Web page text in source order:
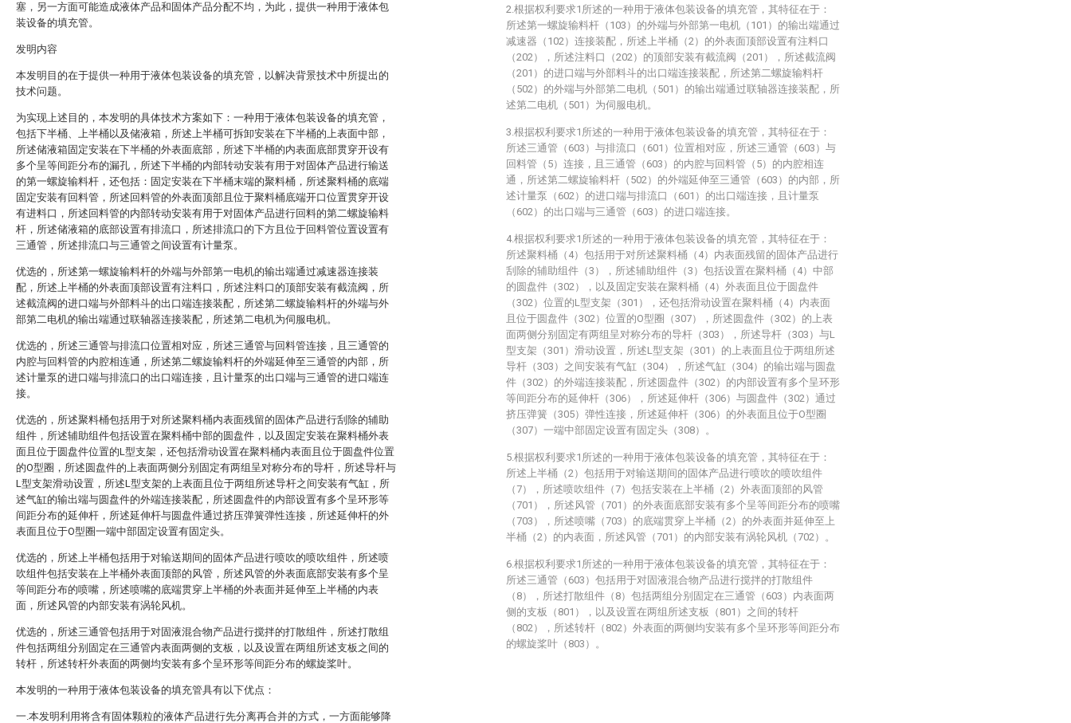
塞，另一方面可能造成液体产品和固体产品分配不均，为此，提供一种用于液体包
装设备的填充管。
发明内容
本发明目的在于提供一种用于液体包装设备的填充管，以解决背景技术中所提出的
技术问题。
为实现上述目的，本发明的具体技术方案如下：一种用于液体包装设备的填充管，
包括下半桶、上半桶以及储液箱，所述上半桶可拆卸安装在下半桶的上表面中部，
所述储液箱固定安装在下半桶的外表面底部，所述下半桶的内表面底部贯穿开设有
多个呈等间距分布的漏孔，所述下半桶的内部转动安装有用于对固体产品进行输送
的第一螺旋输料杆，还包括：固定安装在下半桶末端的聚料桶，所述聚料桶的底端
固定安装有回料管，所述回料管的外表面顶部且位于聚料桶底端开口位置贯穿开设
有进料口，所述回料管的内部转动安装有用于对固体产品进行回料的第二螺旋输料
杆，所述储液箱的底部设置有排流口，所述排流口的下方且位于回料管位置设置有
三通管，所述排流口与三通管之间设置有计量泵。
优选的，所述第一螺旋输料杆的外端与外部第一电机的输出端通过减速器连接装
配，所述上半桶的外表面顶部设置有注料口，所述注料口的顶部安装有截流阀，所
述截流阀的进口端与外部料斗的出口端连接装配，所述第二螺旋输料杆的外端与外
部第二电机的输出端通过联轴器连接装配，所述第二电机为伺服电机。
优选的，所述三通管与排流口位置相对应，所述三通管与回料管连接，且三通管的
内腔与回料管的内腔相连通，所述第二螺旋输料杆的外端延伸至三通管的内部，所
述计量泵的进口端与排流口的出口端连接，且计量泵的出口端与三通管的进口端连
接。
优选的，所述聚料桶包括用于对所述聚料桶内表面残留的固体产品进行刮除的辅助
组件，所述辅助组件包括设置在聚料桶中部的圆盘件，以及固定安装在聚料桶外表
面且位于圆盘件位置的L型支架，还包括滑动设置在聚料桶内表面且位于圆盘件位置
的O型圈，所述圆盘件的上表面两侧分别固定有两组呈对称分布的导杆，所述导杆与
L型支架滑动设置，所述L型支架的上表面且位于两组所述导杆之间安装有气缸，所
述气缸的输出端与圆盘件的外端连接装配，所述圆盘件的内部设置有多个呈环形等
间距分布的延伸杆，所述延伸杆与圆盘件通过挤压弹簧弹性连接，所述延伸杆的外
表面且位于O型圈一端中部固定设置有固定头。
优选的，所述上半桶包括用于对输送期间的固体产品进行喷吹的喷吹组件，所述喷
吹组件包括安装在上半桶外表面顶部的风管，所述风管的外表面底部安装有多个呈
等间距分布的喷嘴，所述喷嘴的底端贯穿上半桶的外表面并延伸至上半桶的内表
面，所述风管的内部安装有涡轮风机。
优选的，所述三通管包括用于对固液混合物产品进行搅拌的打散组件，所述打散组
件包括两组分别固定在三通管内表面两侧的支板，以及设置在两组所述支板之间的
转杆，所述转杆外表面的两侧均安装有多个呈环形等间距分布的螺旋桨叶。
本发明的一种用于液体包装设备的填充管具有以下优点：
一.本发明利用将含有固体颗粒的液体产品进行先分离再合并的方式，一方面能够降
2.根据权利要求1所述的一种用于液体包装设备的填充管，其特征在于：
所述第一螺旋输料杆（103）的外端与外部第一电机（101）的输出端通过
减速器（102）连接装配，所述上半桶（2）的外表面顶部设置有注料口
（202），所述注料口（202）的顶部安装有截流阀（201），所述截流阀
（201）的进口端与外部料斗的出口端连接装配，所述第二螺旋输料杆
（502）的外端与外部第二电机（501）的输出端通过联轴器连接装配，所
述第二电机（501）为伺服电机。
3.根据权利要求1所述的一种用于液体包装设备的填充管，其特征在于：
所述三通管（603）与排流口（601）位置相对应，所述三通管（603）与
回料管（5）连接，且三通管（603）的内腔与回料管（5）的内腔相连
通，所述第二螺旋输料杆（502）的外端延伸至三通管（603）的内部，所
述计量泵（602）的进口端与排流口（601）的出口端连接，且计量泵
（602）的出口端与三通管（603）的进口端连接。
4.根据权利要求1所述的一种用于液体包装设备的填充管，其特征在于：
所述聚料桶（4）包括用于对所述聚料桶（4）内表面残留的固体产品进行
刮除的辅助组件（3），所述辅助组件（3）包括设置在聚料桶（4）中部
的圆盘件（302），以及固定安装在聚料桶（4）外表面且位于圆盘件
（302）位置的L型支架（301），还包括滑动设置在聚料桶（4）内表面
且位于圆盘件（302）位置的O型圈（307），所述圆盘件（302）的上表
面两侧分别固定有两组呈对称分布的导杆（303），所述导杆（303）与L
型支架（301）滑动设置，所述L型支架（301）的上表面且位于两组所述
导杆（303）之间安装有气缸（304），所述气缸（304）的输出端与圆盘
件（302）的外端连接装配，所述圆盘件（302）的内部设置有多个呈环形
等间距分布的延伸杆（306），所述延伸杆（306）与圆盘件（302）通过
挤压弹簧（305）弹性连接，所述延伸杆（306）的外表面且位于O型圈
（307）一端中部固定设置有固定头（308）。
5.根据权利要求1所述的一种用于液体包装设备的填充管，其特征在于：
所述上半桶（2）包括用于对输送期间的固体产品进行喷吹的喷吹组件
（7），所述喷吹组件（7）包括安装在上半桶（2）外表面顶部的风管
（701），所述风管（701）的外表面底部安装有多个呈等间距分布的喷嘴
（703），所述喷嘴（703）的底端贯穿上半桶（2）的外表面并延伸至上
半桶（2）的内表面，所述风管（701）的内部安装有涡轮风机（702）。
6.根据权利要求1所述的一种用于液体包装设备的填充管，其特征在于：
所述三通管（603）包括用于对固液混合物产品进行搅拌的打散组件
（8），所述打散组件（8）包括两组分别固定在三通管（603）内表面两
侧的支板（801），以及设置在两组所述支板（801）之间的转杆
（802），所述转杆（802）外表面的两侧均安装有多个呈环形等间距分布
的螺旋桨叶（803）。